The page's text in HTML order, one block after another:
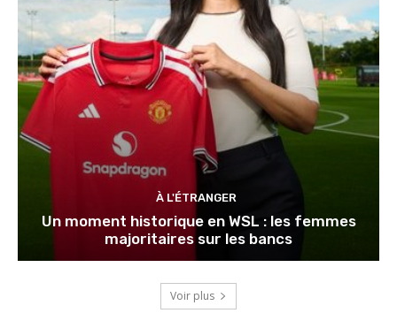
À L'ÉTRANGER
Un moment historique en WSL : les femmes
majoritaires sur les bancs
Voir plus